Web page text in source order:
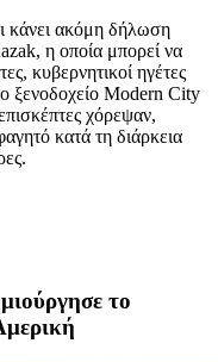
κάνει ακόμη δήλωση
η οποία μπορεί να
κυβερνητικοί ηγέτες
ξενοδοχείο Modern City
χόρεψαν,
κατά τη διάρκεια
το